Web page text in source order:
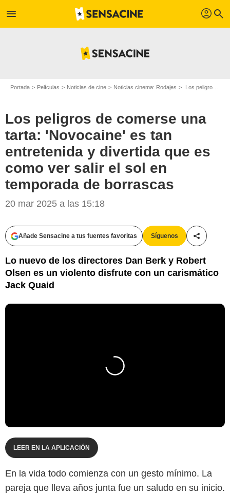
menu profil search
Portada Películas Noticias de cine Noticias cinema: Rodajes Los peligros de comerse una tarta: 'Novocaine' es tan entretenida y divertida que es como ver salir el sol en temporada de borrascas
Los peligros de comerse una
tarta: 'Novocaine' es tan
entretenida y divertida que es
como ver salir el sol en
temporada de borrascas
20 mar 2025 a las 15:18
Añade Sensacine a tus fuentes favoritas Síguenos
Lo nuevo de los directores Dan Berk y Robert
Olsen es un violento disfrute con un carismático
Jack Quaid
LEER EN LA APLICACIÓN
En la vida todo comienza con un gesto mínimo. La
pareja que lleva años junta fue un saludo en su inicio.